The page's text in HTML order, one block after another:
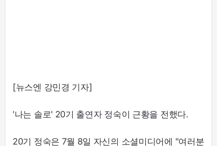
[뉴스엔 강민경 기자]
'나는 솔로' 20기 출연자 정숙이 근황을 전했다.
20기 정숙은 7월 8일 자신의 소셜미디어에 "여러분